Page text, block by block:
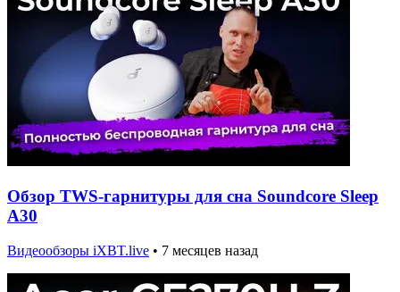
Обзор TWS-гарнитуры для сна Soundcore Sleep
A30
Видеообзоры iXBT.live • 7 месяцев назад